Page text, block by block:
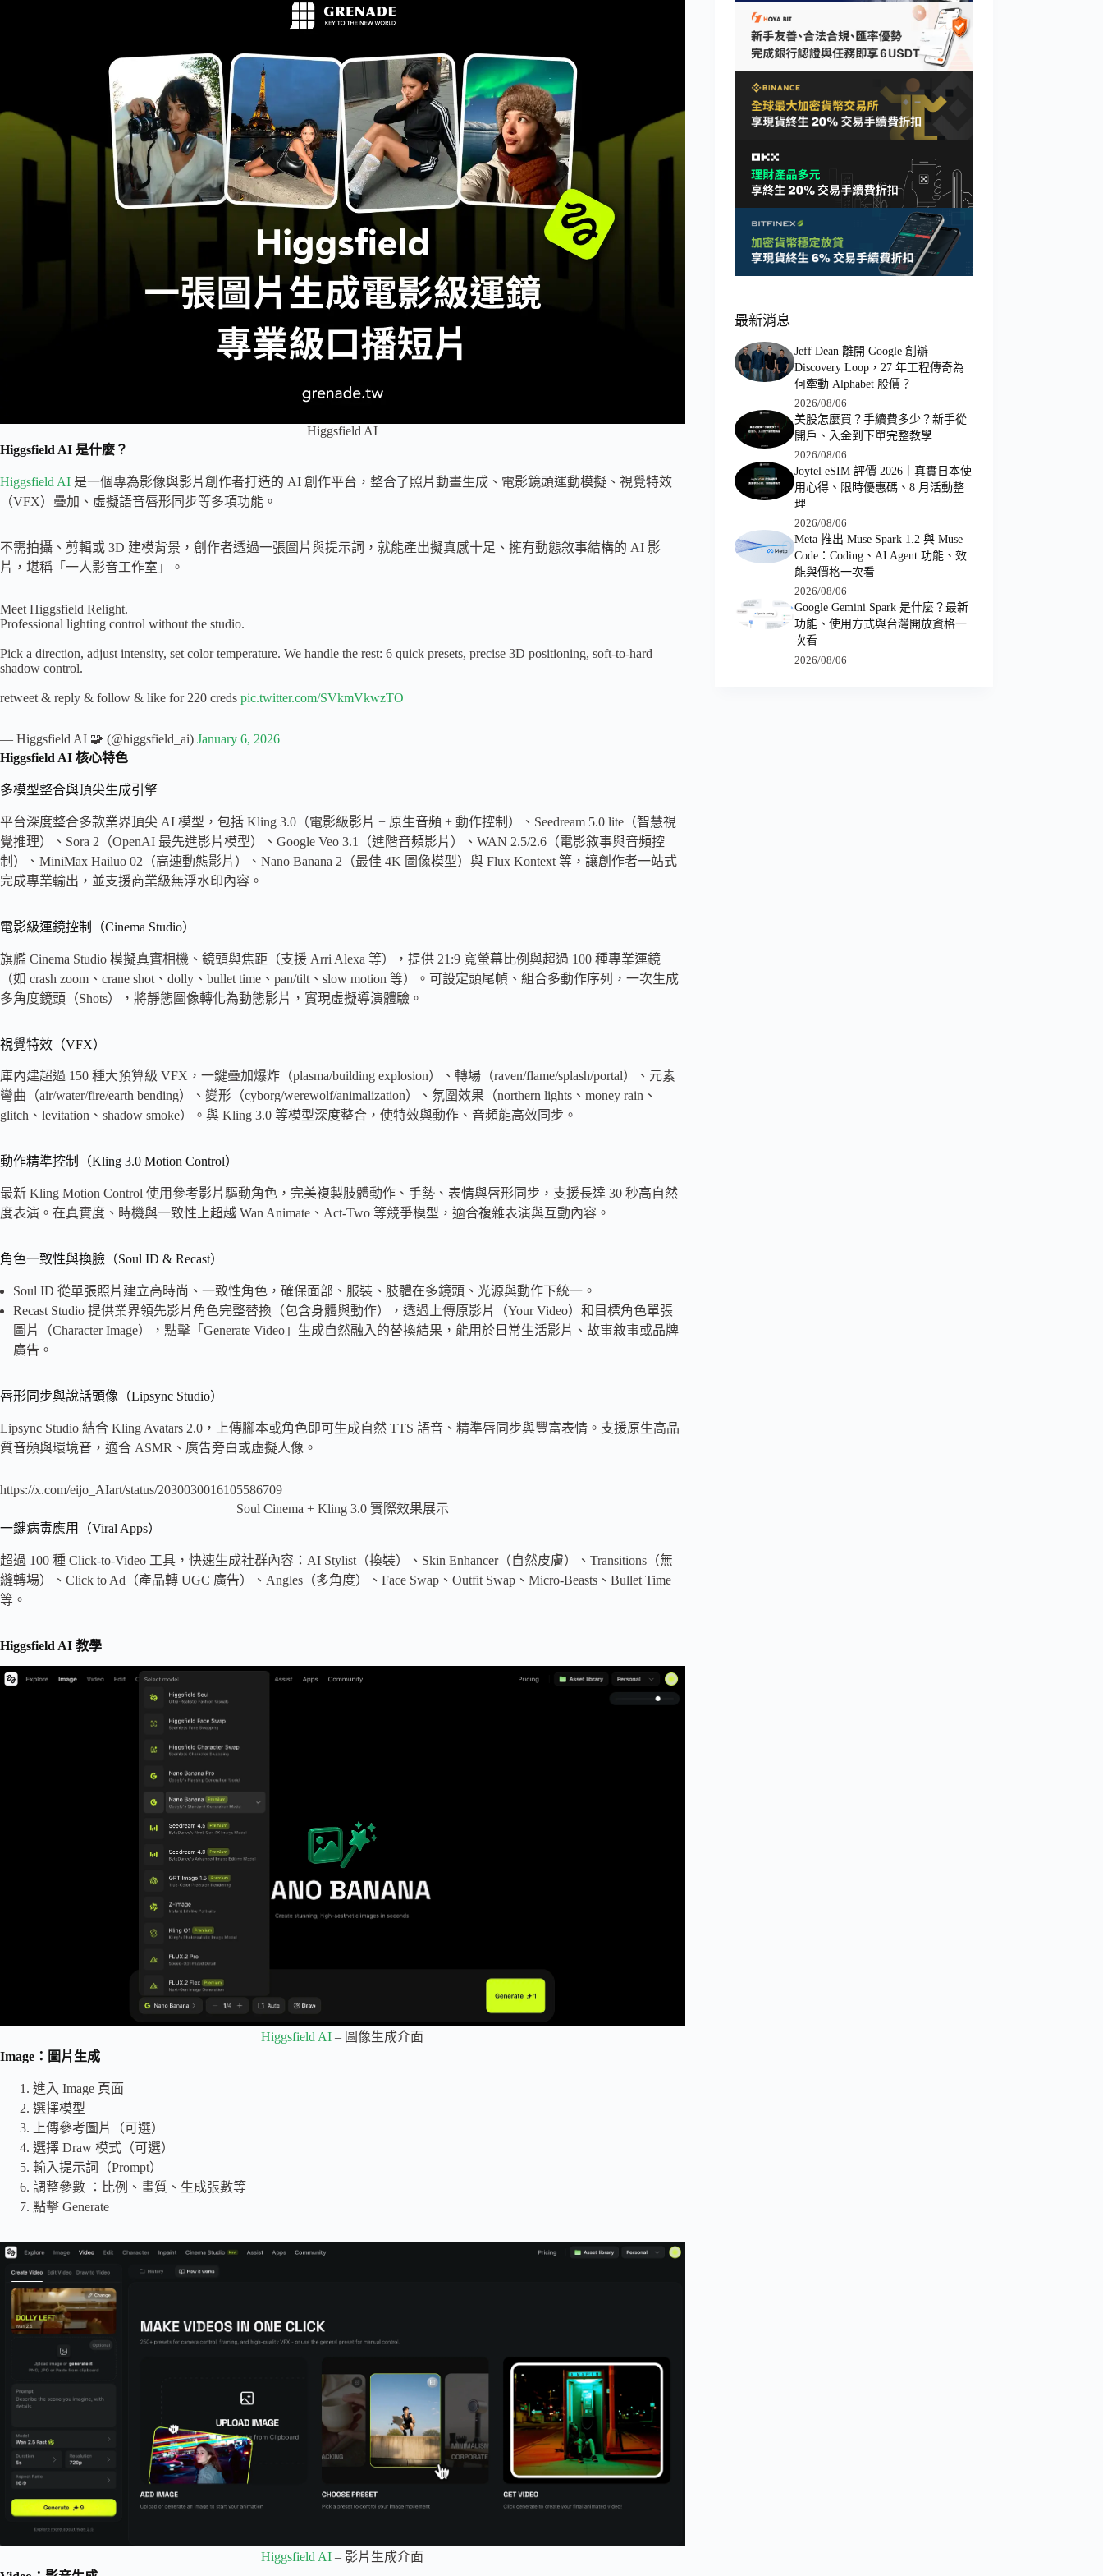
Higgsfield AI
Higgsfield AI 是什麼？
Higgsfield AI 是一個專為影像與影片創作者打造的 AI 創作平台，整合了照片動畫生成、電影鏡頭運動模擬、視覺特效
（VFX）疊加、虛擬語音唇形同步等多項功能。
不需拍攝、剪輯或 3D 建模背景，創作者透過一張圖片與提示詞，就能產出擬真感十足、擁有動態敘事結構的 AI 影
片，堪稱「一人影音工作室」。
Meet Higgsfield Relight.
Professional lighting control without the studio.
Pick a direction, adjust intensity, set color temperature. We handle the rest: 6 quick presets, precise 3D positioning, soft-to-hard
shadow control.
retweet & reply & follow & like for 220 creds pic.twitter.com/SVkmVkwzTO
— Higgsfield AI 🧩 (@higgsfield_ai) January 6, 2026
Higgsfield AI 核心特色
多模型整合與頂尖生成引擎
平台深度整合多款業界頂尖 AI 模型，包括 Kling 3.0（電影級影片 + 原生音頻 + 動作控制）、Seedream 5.0 lite（智慧視
覺推理）、Sora 2（OpenAI 最先進影片模型）、Google Veo 3.1（進階音頻影片）、WAN 2.5/2.6（電影敘事與音頻控
制）、MiniMax Hailuo 02（高速動態影片）、Nano Banana 2（最佳 4K 圖像模型）與 Flux Kontext 等，讓創作者一站式
完成專業輸出，並支援商業級無浮水印內容。
電影級運鏡控制（Cinema Studio）
旗艦 Cinema Studio 模擬真實相機、鏡頭與焦距（支援 Arri Alexa 等），提供 21:9 寬螢幕比例與超過 100 種專業運鏡
（如 crash zoom、crane shot、dolly、bullet time、pan/tilt、slow motion 等）。可設定頭尾幀、組合多動作序列，一次生成
多角度鏡頭（Shots），將靜態圖像轉化為動態影片，實現虛擬導演體驗。
視覺特效（VFX）
庫內建超過 150 種大預算級 VFX，一鍵疊加爆炸（plasma/building explosion）、轉場（raven/flame/splash/portal）、元素
彎曲（air/water/fire/earth bending）、變形（cyborg/werewolf/animalization）、氛圍效果（northern lights、money rain、
glitch、levitation、shadow smoke）。與 Kling 3.0 等模型深度整合，使特效與動作、音頻能高效同步。
動作精準控制（Kling 3.0 Motion Control）
最新 Kling Motion Control 使用參考影片驅動角色，完美複製肢體動作、手勢、表情與唇形同步，支援長達 30 秒高自然
度表演。在真實度、時機與一致性上超越 Wan Animate、Act-Two 等競爭模型，適合複雜表演與互動內容。
角色一致性與換臉（Soul ID & Recast）
Soul ID 從單張照片建立高時尚、一致性角色，確保面部、服裝、肢體在多鏡頭、光源與動作下統一。
Recast Studio 提供業界領先影片角色完整替換（包含身體與動作），透過上傳原影片（Your Video）和目標角色單張
圖片（Character Image），點擊「Generate Video」生成自然融入的替換結果，能用於日常生活影片、故事敘事或品牌
廣告。
唇形同步與說話頭像（Lipsync Studio）
Lipsync Studio 結合 Kling Avatars 2.0，上傳腳本或角色即可生成自然 TTS 語音、精準唇同步與豐富表情。支援原生高品
質音頻與環境音，適合 ASMR、廣告旁白或虛擬人像。
https://x.com/eijo_AIart/status/2030030016105586709
Soul Cinema + Kling 3.0 實際效果展示
一鍵病毒應用（Viral Apps）
超過 100 種 Click-to-Video 工具，快速生成社群內容：AI Stylist（換裝）、Skin Enhancer（自然皮膚）、Transitions（無
縫轉場）、Click to Ad（產品轉 UGC 廣告）、Angles（多角度）、Face Swap、Outfit Swap、Micro-Beasts、Bullet Time
等。
Higgsfield AI 教學
Higgsfield AI – 圖像生成介面
Image：圖片生成
進入 Image 頁面
選擇模型
上傳參考圖片（可選）
選擇 Draw 模式（可選）
輸入提示詞（Prompt）
調整參數 ：比例、畫質、生成張數等
點擊 Generate
Higgsfield AI – 影片生成介面
最新消息
Jeff Dean 離開 Google 創辦
Discovery Loop，27 年工程傳奇為
何牽動 Alphabet 股價？
2026/08/06
美股怎麼買？手續費多少？新手從
開戶、入金到下單完整教學
2026/08/06
Joytel eSIM 評價 2026｜真實日本使
用心得、限時優惠碼、8 月活動整
理
2026/08/06
Meta 推出 Muse Spark 1.2 與 Muse
Code：Coding、AI Agent 功能、效
能與價格一次看
2026/08/06
Google Gemini Spark 是什麼？最新
功能、使用方式與台灣開放資格一
次看
2026/08/06